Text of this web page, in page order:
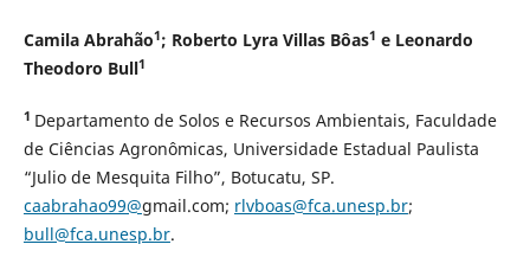
Camila Abrahão1; Roberto Lyra Villas Bôas1 e Leonardo
Theodoro Bull1
1 Departamento de Solos e Recursos Ambientais, Faculdade
de Ciências Agronômicas, Universidade Estadual Paulista
“Julio de Mesquita Filho”, Botucatu, SP.
caabrahao99@gmail.com; rlvboas@fca.unesp.br;
bull@fca.unesp.br.